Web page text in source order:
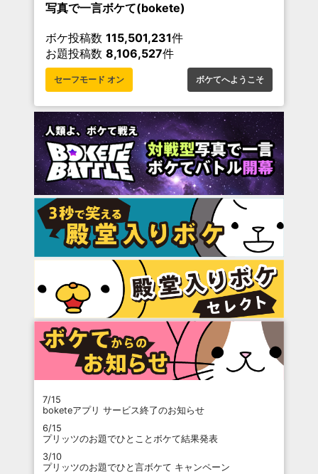
写真で一言ボケて(bokete)
ボケ投稿数 115,501,231件
お題投稿数 8,106,527件
セーフモード オン ボケてへようこそ
7/15
boketeアプリ サービス終了のお知らせ
6/15
プリッツのお題でひとことボケて結果発表
3/10
プリッツのお題でひと言ボケて キャンペーン